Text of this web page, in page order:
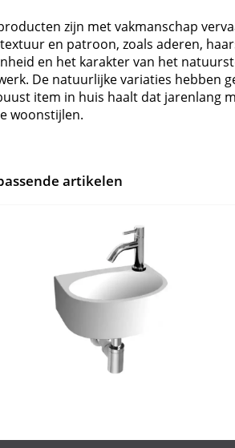
zijn met vakmanschap
en patroon, zoals aderen,
en het karakter van het
De natuurlijke variaties hebben
item in huis haalt dat jarenlang
woonstijlen.
artikelen